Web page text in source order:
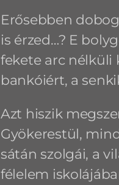
Erősebben
is érzed…? E
fekete arc nélküli
bankóiért, a
Azt hiszik
Gyökerestül,
sátán szolgái, a
félelem